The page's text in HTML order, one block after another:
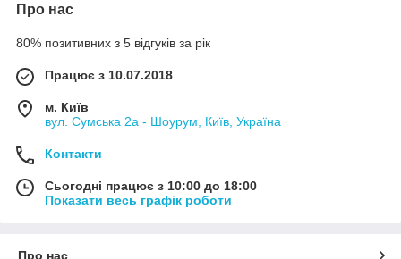
Про нас
80% позитивних з 5 відгуків за рік
Працює з 10.07.2018
м. Київ
вул. Сумська 2а - Шоурум, Київ, Україна
Контакти
Сьогодні працює з 10:00 до 18:00
Показати весь графік роботи
Про нас